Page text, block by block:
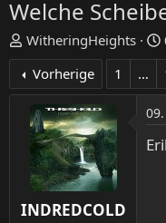
Welche
E
r
t
e
e
WitheringHeights
l
Vorherige
1 …
INDREDCOLD